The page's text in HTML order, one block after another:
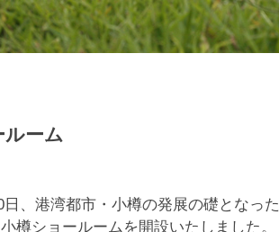
ルーム
日、港湾都市・小樽の発展の礎となっ
樽ショールームを開設いたしました。